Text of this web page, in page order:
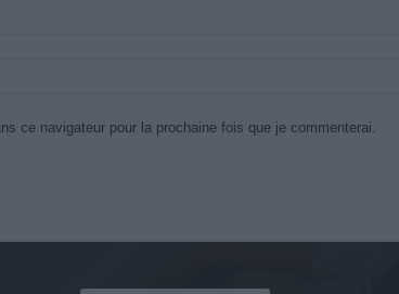
ce navigateur pour la prochaine fois que je commenterai.